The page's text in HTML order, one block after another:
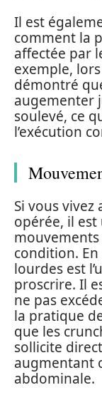
Il est
comment la
affectée par
exemple,
démontré
augementer
soulevé, ce
l’exécution
Si vous vivez
opérée, il est
condition.
lourdes est
proscrire. Il
ne pas
la pratique
que les
sollicite
augmentant
abdominale.